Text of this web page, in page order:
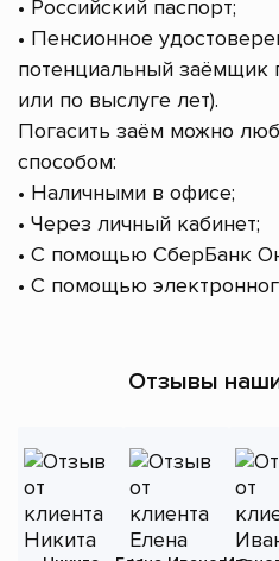
• Российский паспорт;
• Пенсионное
потенциальный заёмщик
или по выслуге лет).
Погасить заём можно
способом:
• Наличными в офисе;
• Через личный кабинет;
• С помощью СберБанк
• С помощью
Отзывы